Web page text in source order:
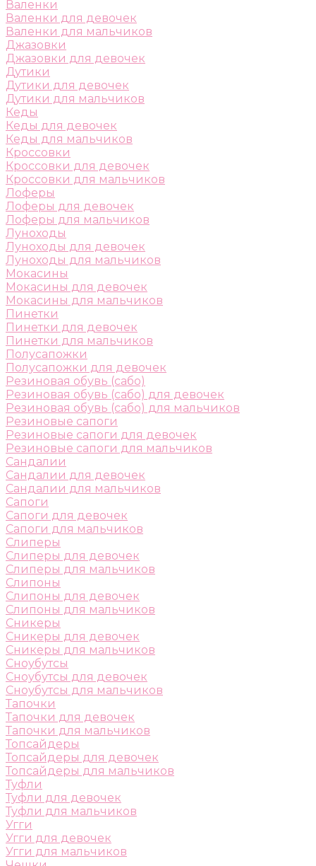
Валенки
Валенки для девочек
Валенки для мальчиков
Джазовки
Джазовки для девочек
Дутики
Дутики для девочек
Дутики для мальчиков
Кеды
Кеды для девочек
Кеды для мальчиков
Кроссовки
Кроссовки для девочек
Кроссовки для мальчиков
Лоферы
Лоферы для девочек
Лоферы для мальчиков
Луноходы
Луноходы для девочек
Луноходы для мальчиков
Мокасины
Мокасины для девочек
Мокасины для мальчиков
Пинетки
Пинетки для девочек
Пинетки для мальчиков
Полусапожки
Полусапожки для девочек
Резиновая обувь (сабо)
Резиновая обувь (сабо) для девочек
Резиновая обувь (сабо) для мальчиков
Резиновые сапоги
Резиновые сапоги для девочек
Резиновые сапоги для мальчиков
Сандалии
Сандалии для девочек
Сандалии для мальчиков
Сапоги
Сапоги для девочек
Сапоги для мальчиков
Слиперы
Слиперы для девочек
Слиперы для мальчиков
Слипоны
Слипоны для девочек
Слипоны для мальчиков
Сникеры
Сникеры для девочек
Сникеры для мальчиков
Сноубутсы
Сноубутсы для девочек
Сноубутсы для мальчиков
Тапочки
Тапочки для девочек
Тапочки для мальчиков
Топсайдеры
Топсайдеры для девочек
Топсайдеры для мальчиков
Туфли
Туфли для девочек
Туфли для мальчиков
Угги
Угги для девочек
Угги для мальчиков